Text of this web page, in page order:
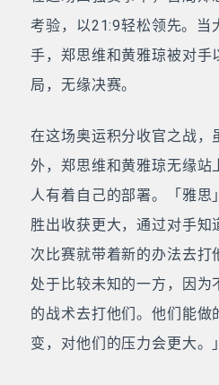
考验，以21:9轻松领先。当
手，郑思维和黄雅琼被对手
局，无缘决赛。
在这场奥运积分收官之战，
外，郑思维和黄雅琼无缘站
人有着自己的部署。「雅思
胜出收获更大，通过对手知
次比赛就带着新的办法去打
处于比较未知的一方，因为
的战术去打他们。他们能做
变，对他们的压力会更大。」